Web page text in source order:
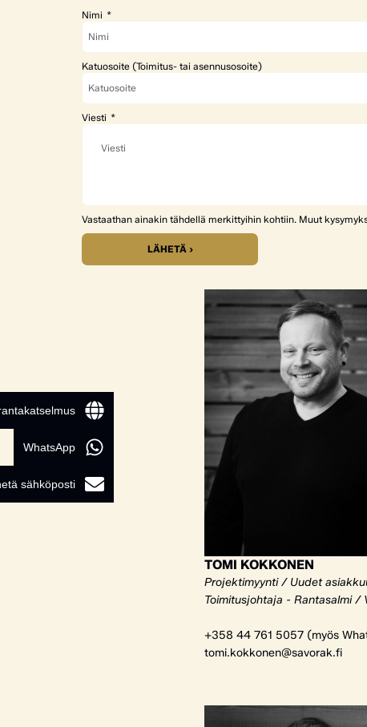
Nimi
Katuosoite (Toimitus- tai asennusosoite)
Viesti
Vastaathan ainakin tähdellä merkittyihin kohtiin. Muut
LÄHETÄ ›
TOMI KOKKONEN
Projektimyynti / Uudet
Toimitusjohtaja - Rantasalmi /
+358 44 761 5057 (myös
tomi.kokkonen@savorak.fi
WhatsApp
sähköposti